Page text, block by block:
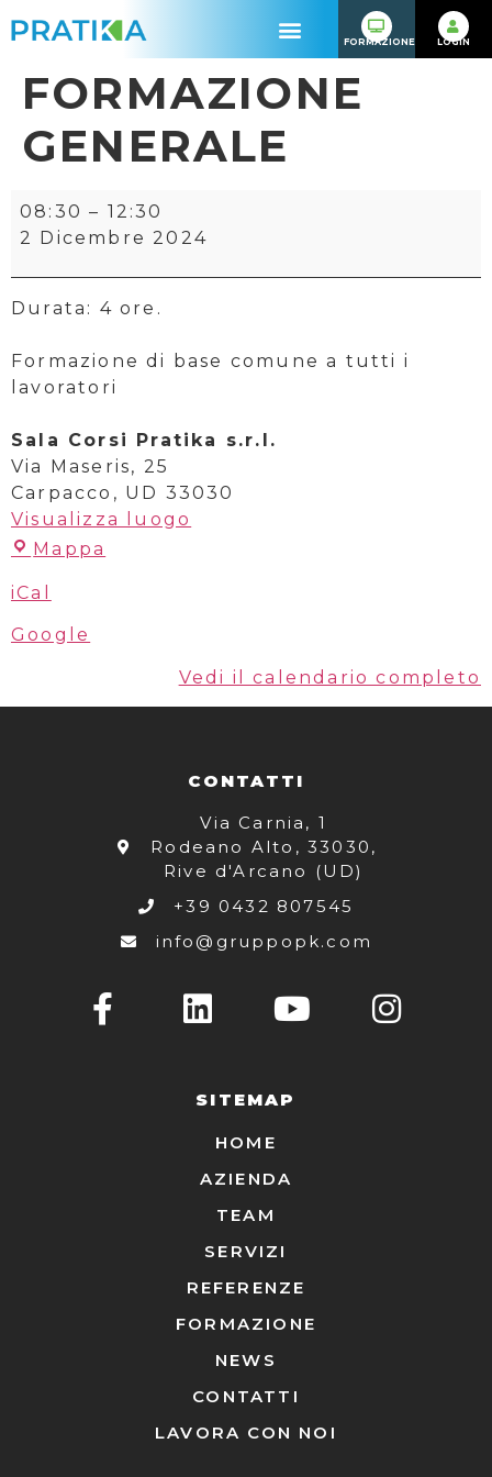
FORMAZIONE LOGIN
FORMAZIONE
GENERALE
08:30 – 12:30
2 Dicembre 2024
Durata: 4 ore.
Formazione di base comune a tutti i
lavoratori
Sala Corsi Pratika s.r.l.
Via Maseris, 25
Carpacco , UD 33030
Visualizza luogo
Mappa
iCal
Google
Vedi il calendario completo
CONTATTI
Via Carnia, 1
Rodeano Alto, 33030,
Rive d'Arcano (UD)
+39 0432 807545
info@gruppopk.com
SITEMAP
HOME
AZIENDA
TEAM
SERVIZI
REFERENZE
FORMAZIONE
NEWS
CONTATTI
LAVORA CON NOI